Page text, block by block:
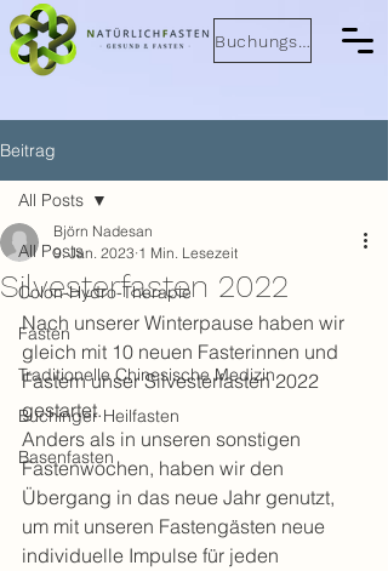
Buchungsanfrage
Beitrag
All Posts
Colon-Hydro-Therapie
Fasten
Traditionelle Chinesische Medizin
Buchinger Heilfasten
Basenfasten
All Posts
Silvesterfasten 2022
Björn Nadesan
9. Jan. 2023 1 Min. Lesezeit
Nach unserer Winterpause haben wir
gleich mit 10 neuen Fasterinnen und
Fastern unser Silvesterfasten 2022
gestartet.
Anders als in unseren sonstigen
Fastenwochen, haben wir den
Übergang in das neue Jahr genutzt,
um mit unseren Fastengästen neue
individuelle Impulse für jeden